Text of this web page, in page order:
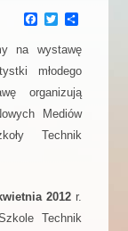
F
c
b
o
k
T
i
t
e
r
P
d
z
i
l
s
ę
na wystawę
młodego
organizują
Mediów
Technik
2012 r.
Technik